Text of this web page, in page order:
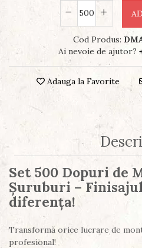
Cod Produs:
Ai nevoie de ajutor?
Adauga la Favorite
Set 500 Dopuri de
Șuruburi –
diferența!
Transformă orice lucrare de
profesional!